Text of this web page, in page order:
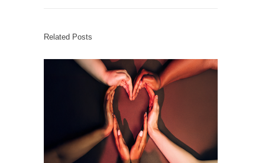
Related Posts